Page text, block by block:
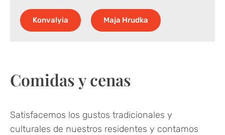
Konvalyia Maja Hrudka
Comidas y cenas
Satisfacemos los gustos tradicionales y
culturales de nuestros residentes y contamos